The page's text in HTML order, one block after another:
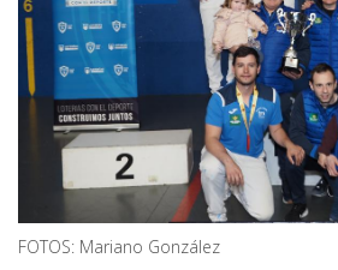
FOTOS: Mariano González